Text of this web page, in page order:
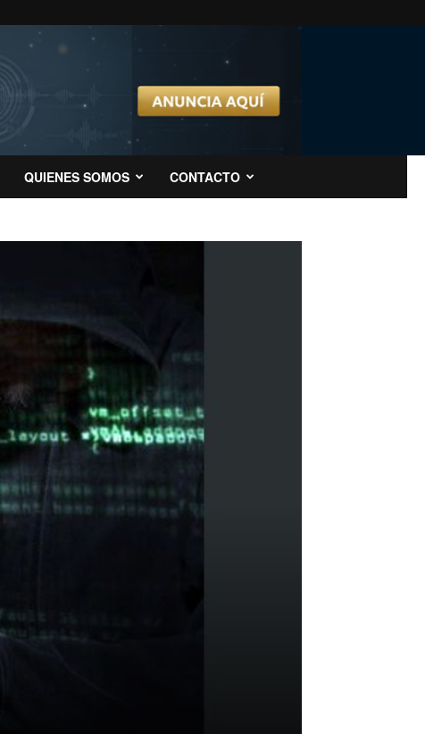
QUIENES SOMOS CONTACTO